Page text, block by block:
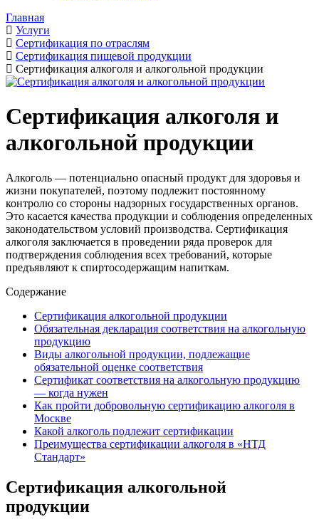
Главная
Услуги
Сертификация по отраслям
Сертификация пищевой продукции
Сертификация алкоголя и алкогольной продукции
Сертификация алкоголя и
алкогольной продукции
Алкоголь — потенциально опасный продукт для здоровья и
жизни покупателей, поэтому подлежит постоянному
контролю со стороны надзорных государственных органов.
Это касается качества продукции и соблюдения определенных
законодательством условий производства. Сертификация
алкоголя заключается в проведении ряда проверок для
подтверждения соблюдения всех требований, которые
предъявляют к спиртосодержащим напиткам.
Содержание
Сертификация алкогольной продукции
Обязательная декларация соответствия на алкогольную
продукцию
Виды алкогольной продукции, подлежащие
обязательной оценке соответствия
Сертификат соответствия на алкогольную продукцию
— когда нужен
Как пройти добровольную сертификацию алкоголя в
Москве
Какой алкоголь подлежит сертификации
Преимущества сертификации алкоголя в «НТД
Стандарт»
Сертификация алкогольной
продукции